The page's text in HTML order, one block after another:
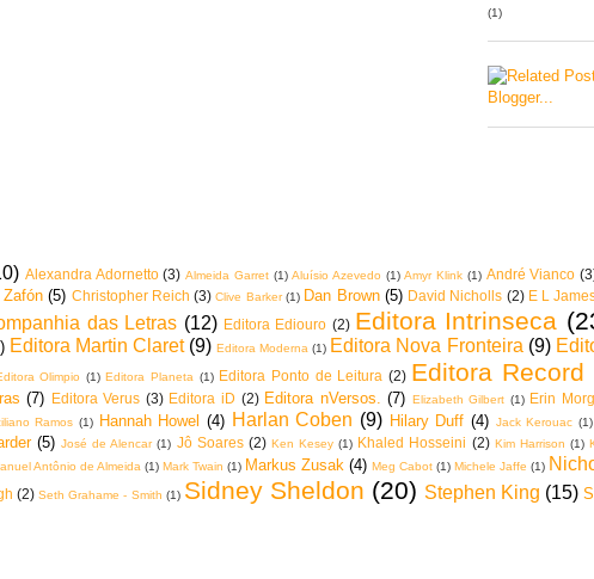
(1)
Alexandra Adornetto (3) Almeida Garret (1) Aluísio Azevedo (1) Amyr Klink (1) André Vianco
(5) Christopher Reich (3) Clive Barker (1) Dan Brown (5) David Nicholls (2) E L
das Letras (12) Editora Ediouro (2) Editora Intrinseca
Editora Martin Claret (9) Editora Moderna (1) Editora Nova Fronteira (9)
Olimpio (1) Editora Planeta (1) Editora Ponto de Leitura (2) Editora Record
(7) Editora Verus (3) Editora iD (2) Editora nVersos. (7) Elizabeth Gilbert (1) Erin
Ramos (1) Hannah Howel (4) Harlan Coben (9) Hilary Duff (4) Jack Kerouac (1)
(5) José de Alencar (1) Jô Soares (2) Ken Kesey (1) Khaled Hosseini (2) Kim Harrison (1)
Antônio de Almeida (1) Mark Twain (1) Markus Zusak (4) Meg Cabot (1) Michele Jaffe (1)
(2) Seth Grahame - Smith (1) Sidney Sheldon (20) Stephen King (15)